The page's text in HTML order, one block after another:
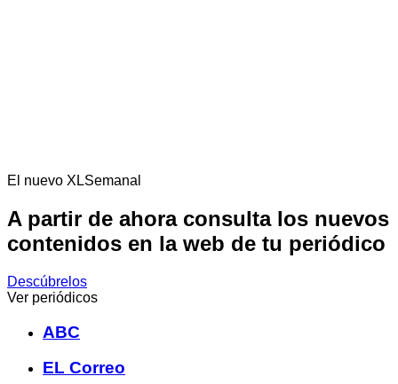
El nuevo XLSemanal
A partir de ahora consulta los nuevos
contenidos en la web de tu periódico
Descúbrelos
Ver periódicos
ABC
EL Correo